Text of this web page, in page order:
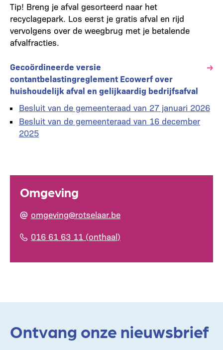
Omgeving
omgeving@rotselaar.be
016 61 63 11 (onthaal)
Tip! Breng je afval gesorteerd naar het
recyclagepark. Los eerst je gratis afval en rijd
vervolgens over de weegbrug met je betalende
afvalfracties.
Gecoördineerde versie
contantbelastingreglement Ecowerf over
huishoudelijk afval en gelijkaardig bedrijfsafval
Besluit van de gemeenteraad van 27 januari 2026
Besluit van de gemeenteraad van 16 december
2025
Ontvang onze nieuwsbrief